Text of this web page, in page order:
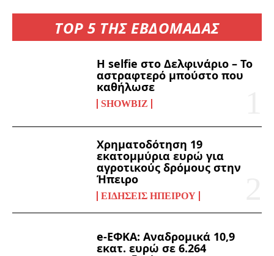
TOP 5 ΤΗΣ ΕΒΔΟΜΑΔΑΣ
Η selfie στο Δελφινάριο – Το
αστραφτερό μπούστο που
καθήλωσε
SHOWBIZ
Χρηματοδότηση 19
εκατομμύρια ευρώ για
αγροτικούς δρόμους στην
Ήπειρο
ΕΙΔΉΣΕΙΣ ΗΠΕΊΡΟΥ
e-ΕΦΚΑ: Αναδρομικά 10,9
εκατ. ευρώ σε 6.264